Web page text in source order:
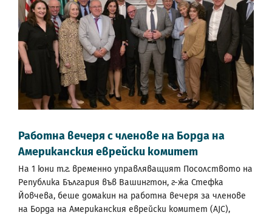
Работна вечеря с членове на Борда на
Американския еврейски комитет
На 1 юни т.г. временно управляващият Посолството на
Република България във Вашингтон, г-жа Стефка
Йовчева, беше домакин на работна вечеря за членове
на Борда на Американския еврейски комитет (AJC),